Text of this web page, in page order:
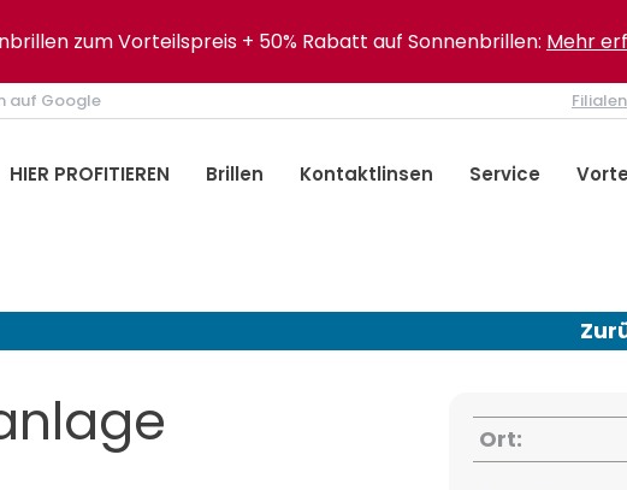
auf Google Filialen
HIER PROFITIEREN Brillen Kontaktlinsen Service
Ort:
zum Vorteilspreis + 50% Rabatt auf Sonnenbrillen: Mehr